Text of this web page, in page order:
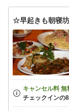
☆早起きも朝寝